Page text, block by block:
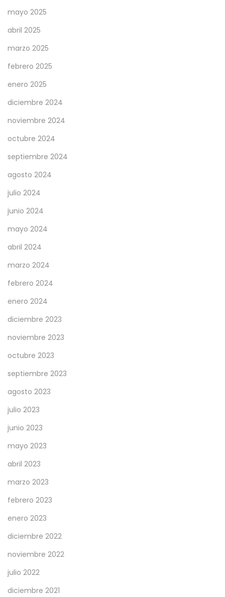
mayo 2025
abril 2025
marzo 2025
febrero 2025
enero 2025
diciembre 2024
noviembre 2024
octubre 2024
septiembre 2024
agosto 2024
julio 2024
junio 2024
mayo 2024
abril 2024
marzo 2024
febrero 2024
enero 2024
diciembre 2023
noviembre 2023
octubre 2023
septiembre 2023
agosto 2023
julio 2023
junio 2023
mayo 2023
abril 2023
marzo 2023
febrero 2023
enero 2023
diciembre 2022
noviembre 2022
julio 2022
diciembre 2021